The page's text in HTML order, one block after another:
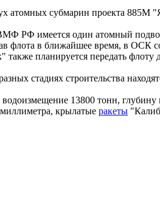
атомных субмарин проекта
РФ имеется один атомный
флота в ближайшее время, в ОСК
планируется передать флоту
стадиях строительства
13800 тонн, глубину
крылатые ракеты